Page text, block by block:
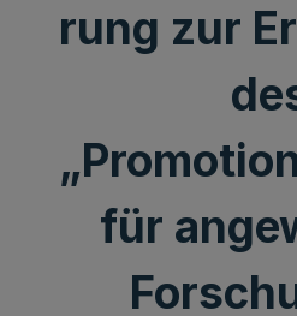
rung zur
für